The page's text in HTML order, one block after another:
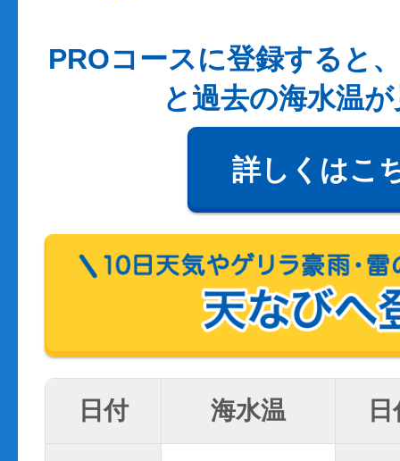
PROコースに登録すると
と過去の海水温
詳しくはこ
日付 海水温